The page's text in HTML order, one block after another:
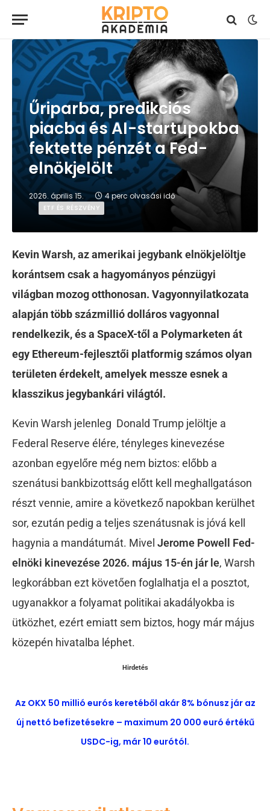
Űriparba, predikciós
piacba és AI-startupokba
fektette pénzét a Fed-
elnökjelölt
2026. április 15. 4 perc olvasási idő
ETF ÉS RÉSZVÉNY
Kevin Warsh, az amerikai jegybank elnökjelöltje
korántsem csak a hagyományos pénzügyi
világban mozog otthonosan. Vagyonnyilatkozata
alapján több százmillió dolláros vagyonnal
rendelkezik, és a SpaceX-től a Polymarketen át
egy Ethereum-fejlesztői platformig számos olyan
területen érdekelt, amelyek messze esnek a
klasszikus jegybankári világtól.
Kevin Warsh jelenleg Donald Trump jelöltje a
Federal Reserve élére, tényleges kinevezése
azonban egyelőre még nem biztos: előbb a
szenátusi bankbizottság előtt kell meghallgatáson
részt vennie, amire a következő napokban kerülhet
sor, ezután pedig a teljes szenátusnak is jóvá kell
hagynia a mandátumát. Mivel Jerome Powell Fed-
elnöki kinevezése 2026. május 15-én jár le, Warsh
legkorábban ezt követően foglalhatja el a posztot,
ugyanakkor a folyamat politikai akadályokba is
ütközhet, ezért emiatt sem biztos, hogy már május
közepén hivatalba léphet.
Hirdetés
Az OKX 50 millió eurós keretéből akár 8% bónusz jár az
új nettó befizetésekre – maximum 20 000 euró értékű
USDC-ig, már 10 eurótól.